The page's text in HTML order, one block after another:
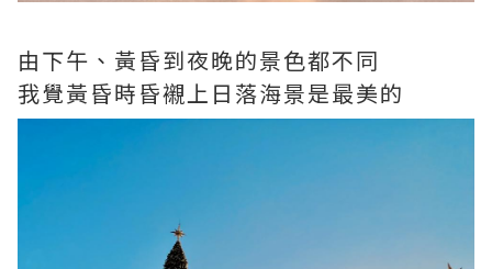
由下午、黃昏到夜晚的景色都不同
我覺黃昏時昏襯上日落海景是最美的